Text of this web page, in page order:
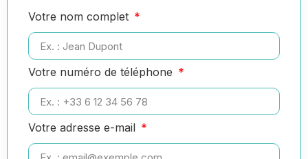
Votre nom complet
Votre numéro de téléphone
Votre adresse e-mail